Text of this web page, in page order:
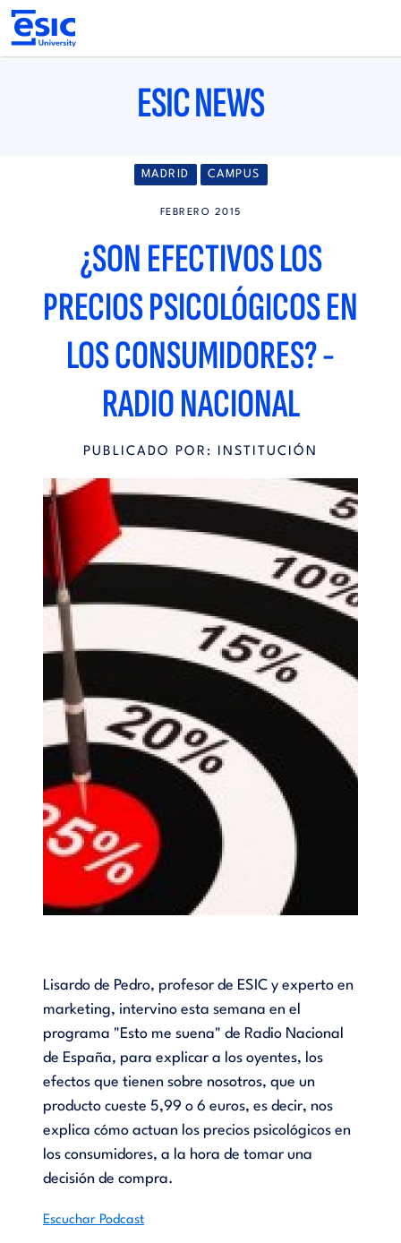
Pasar
contenido
ESIC NEWS
MADRID CAMPUS
FEBRERO 2015
¿SON EFECTIVOS LOS
PRECIOS PSICOLÓGICOS EN
LOS CONSUMIDORES? -
RADIO NACIONAL
PUBLICADO POR: INSTITUCIÓN
Lisardo de Pedro, profesor de ESIC y experto en
marketing, intervino esta semana en el
programa "Esto me suena" de Radio Nacional
de España, para explicar a los oyentes, los
efectos que tienen sobre nosotros, que un
producto cueste 5,99 o 6 euros, es decir, nos
explica cómo actuan los precios psicológicos en
los consumidores, a la hora de tomar una
decisión de compra.
Escuchar Podcast